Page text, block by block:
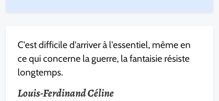
C'est difficile d'arriver à l'essentiel, même en
ce qui concerne la guerre, la fantaisie résiste
longtemps.
Louis-Ferdinand Céline